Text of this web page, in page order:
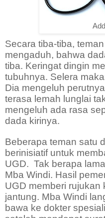
Secara tiba-tiba,
mengaduh, bahwa
tiba. Keringat dingin
tubuhnya. Selera
Dia mengeluh
terasa lemah lunglai
mengeluh ada rasa
dada kirinya.
Beberapa teman satu
berinisiatif untuk
UGD. Tak berapa
Mba Windi. Hasil
UGD memberi rujukan
jantung. Mba Windi
bawa ke dokter